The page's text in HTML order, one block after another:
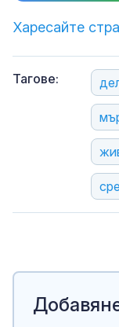
Харесайте
Тагове: